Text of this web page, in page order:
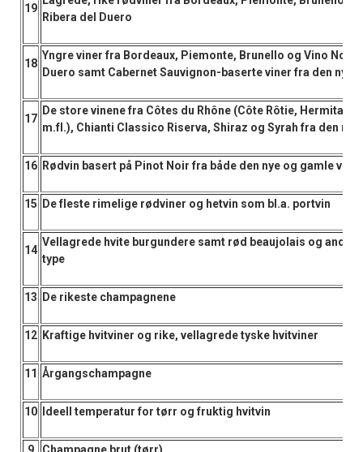
19
Ribera del Duero
18
Yngre viner fra Bordeaux, Piemonte, Brunello og Vino
Duero samt Cabernet Sauvignon-baserte viner fra den nye
17
De store vinene fra Côtes du Rhône (Côte Rôtie,
m.fl.), Chianti Classico Riserva, Shiraz og Syrah fra den nye
16 Rødvin basert på Pinot Noir fra både den nye og gamle
15 De fleste rimelige rødviner og hetvin som bl.a. portvin
14
Vellagrede hvite burgundere samt rød beaujolais og andre
type
13 De rikeste champagnene
12 Kraftige hvitviner og rike, vellagrede tyske hvitviner
11 Årgangschampagne
10 Ideell temperatur for tørr og fruktig hvitvin